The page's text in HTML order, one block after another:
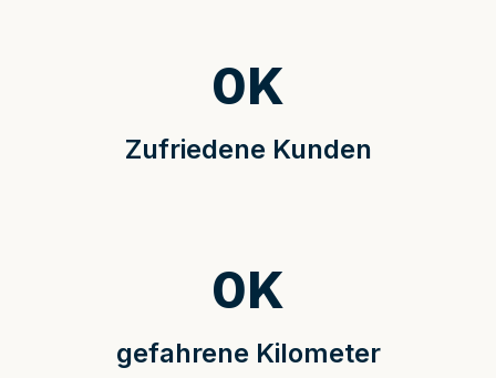
Zufriedene Kunden
0K
gefahrene Kilometer
0K